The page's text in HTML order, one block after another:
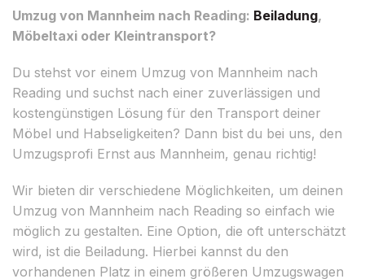
Umzug von Mannheim nach Reading: Beiladung,
Möbeltaxi oder Kleintransport?
Du stehst vor einem Umzug von Mannheim nach
Reading und suchst nach einer zuverlässigen und
kostengünstigen Lösung für den Transport deiner
Möbel und Habseligkeiten? Dann bist du bei uns, den
Umzugsprofi Ernst aus Mannheim, genau richtig!
Wir bieten dir verschiedene Möglichkeiten, um deinen
Umzug von Mannheim nach Reading so einfach wie
möglich zu gestalten. Eine Option, die oft unterschätzt
wird, ist die Beiladung. Hierbei kannst du den
vorhandenen Platz in einem größeren Umzugswagen